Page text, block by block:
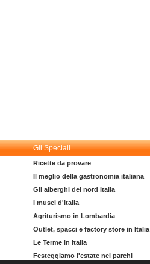
Gli Speciali
Ricette da provare
Il meglio della gastronomia italiana
Gli alberghi del nord Italia
I musei d'Italia
Agriturismo in Lombardia
Outlet, spacci e factory store in Italia
Le Terme in Italia
Festeggiamo l'estate nei parchi